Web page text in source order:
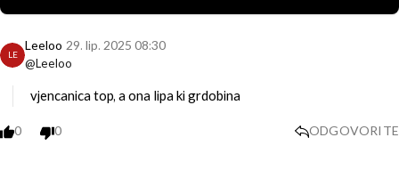
LE
Leeloo
@Leeloo
29. lip. 2025 08:30
vjencanica top, a ona lipa ki grdobina
0 0 ODGOVORITE